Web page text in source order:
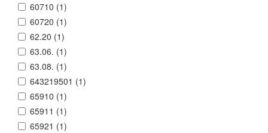
60710 (1)
60720 (1)
62.20 (1)
63.06. (1)
63.08. (1)
643219501 (1)
65910 (1)
65911 (1)
65921 (1)